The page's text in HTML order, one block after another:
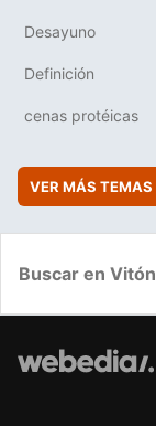
Desayuno
Definición
cenas protéicas
VER MÁS TEMAS